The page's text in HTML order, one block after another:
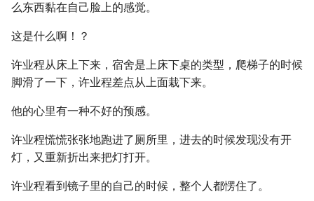
么东西黏在自己脸上的感觉。
这是什么啊！？
许业程从床上下来，宿舍是上床下桌的类型，爬梯子的时候
脚滑了一下，许业程差点从上面栽下来。
他的心里有一种不好的预感。
许业程慌慌张张地跑进了厕所里，进去的时候发现没有开
灯，又重新折出来把灯打开。
许业程看到镜子里的自己的时候，整个人都愣住了。